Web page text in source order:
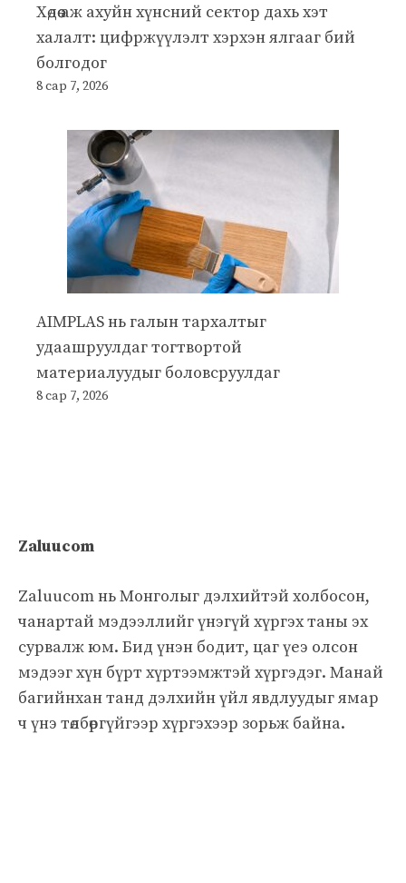
Хөдөө аж ахуйн хүнсний сектор дахь хэт
халалт: цифржүүлэлт хэрхэн ялгааг бий
болгодог
8 сар 7, 2026
AIMPLAS нь галын тархалтыг
удаашруулдаг тогтвортой
материалуудыг боловсруулдаг
8 сар 7, 2026
Zaluucom
Zaluucom нь Монголыг дэлхийтэй холбосон,
чанартай мэдээллийг үнэгүй хүргэх таны эх
сурвалж юм. Бид үнэн бодит, цаг үеэ олсон
мэдээг хүн бүрт хүртээмжтэй хүргэдэг. Манай
багийнхан танд дэлхийн үйл явдлуудыг ямар
ч үнэ төлбөргүйгээр хүргэхээр зорьж байна.